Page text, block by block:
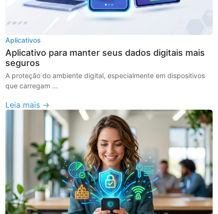
Aplicativos
Aplicativo para manter seus dados digitais mais
seguros
A proteção do ambiente digital, especialmente em dispositivos
que carregam ...
Leia mais →